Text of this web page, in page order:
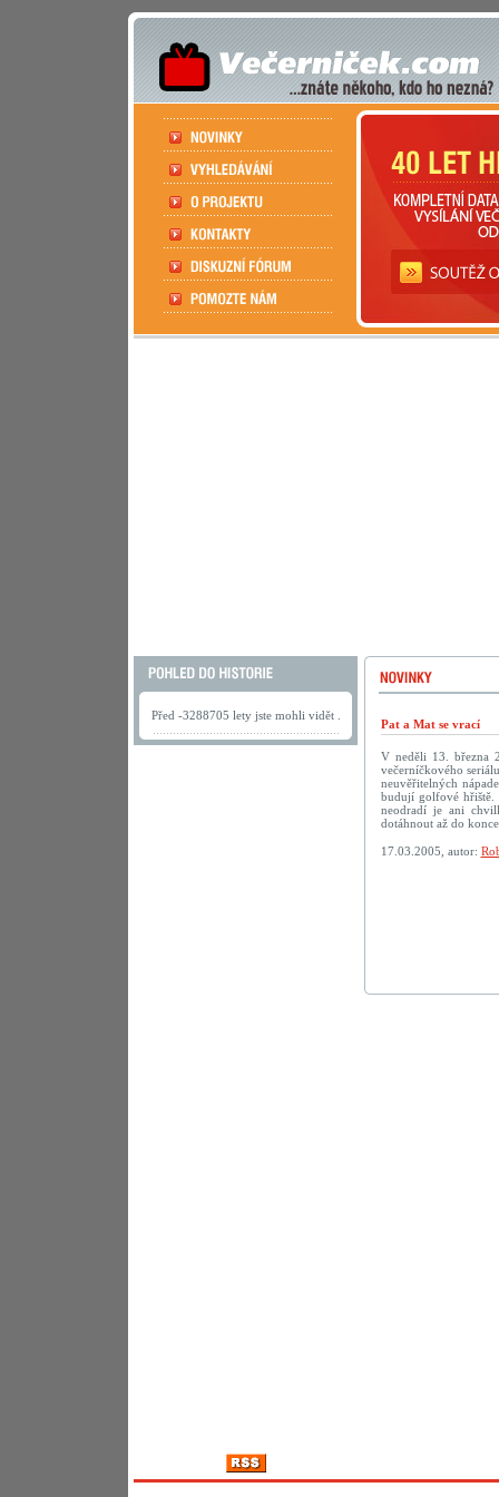
Před -3288705 lety jste mohli vidět .
Pat a Mat se vrací
V neděli 13. března
večerníčkového
neuvěřitelných
budují golfové hřiště.
neodradí je ani
dotáhnout až do
17.03.2005, autor: